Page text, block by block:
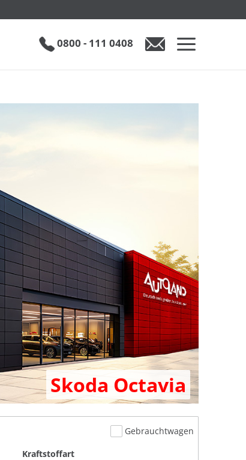
0800 - 111 0408
Skoda Octavia
Gebrauchtwagen
Kraftstoffart